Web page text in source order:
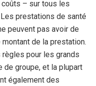
– sur tous les
prestations de santé
peuvent pas avoir de
de la prestation.
règles pour les grands
de groupe, et la plupart
également des